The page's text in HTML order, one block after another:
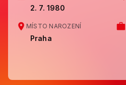
2. 7. 1980
MÍSTO NAROZENÍ
Praha